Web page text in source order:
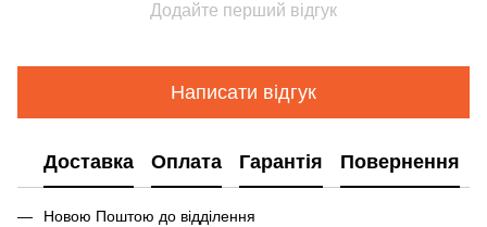
Додайте перший відгук
Написати відгук
Доставка Оплата Гарантія Повернення
Новою Поштою до відділення